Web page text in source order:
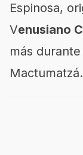
Espinosa,
Venusiano
más durante
Mactumatzá.